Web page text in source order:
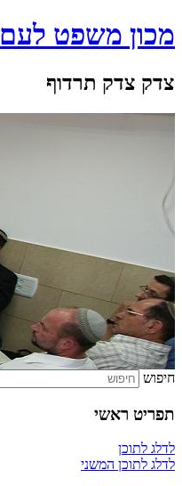
מכון משפט לעם
צדק צדק תרדוף
חיפוש
תפריט ראשי
לדלג לתוכן
לדלג לתוכן המשני